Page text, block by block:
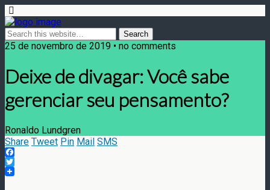
25 de novembro de 2019 • no comments
Deixe de divagar: Você sabe
gerenciar seu pensamento?
Ronaldo Lundgren
Share Tweet Pin Mail SMS
Facebook
Twitter